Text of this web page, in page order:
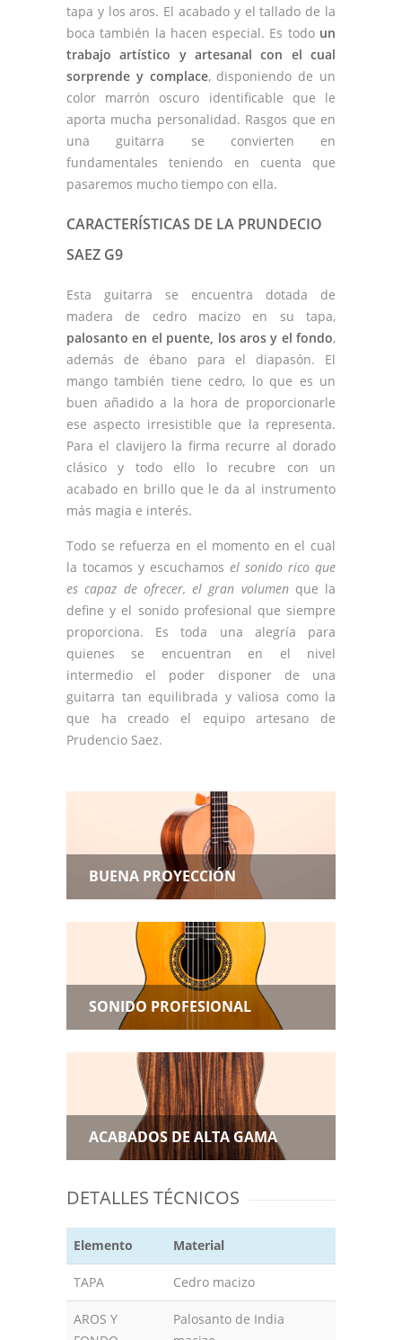
tapa y los aros. El acabado y el tallado de la
boca también la hacen especial. Es todo un
trabajo artístico y artesanal con el cual
sorprende y complace, disponiendo de un
color marrón oscuro identificable que le
aporta mucha personalidad. Rasgos que en
una guitarra se convierten en
fundamentales teniendo en cuenta que
pasaremos mucho tiempo con ella.
CARACTERÍSTICAS DE LA PRUNDECIO
SAEZ G9
Esta guitarra se encuentra dotada de
madera de cedro macizo en su tapa,
palosanto en el puente, los aros y el fondo,
además de ébano para el diapasón. El
mango también tiene cedro, lo que es un
buen añadido a la hora de proporcionarle
ese aspecto irresistible que la representa.
Para el clavijero la firma recurre al dorado
clásico y todo ello lo recubre con un
acabado en brillo que le da al instrumento
más magia e interés.
Todo se refuerza en el momento en el cual
la tocamos y escuchamos el sonido rico que
es capaz de ofrecer, el gran volumenque la
define y el sonido profesional que siempre
proporciona. Es toda una alegría para
quienes se encuentran en el nivel
intermedio el poder disponer de una
guitarra tan equilibrada y valiosa como la
que ha creado el equipo artesano de
Prudencio Saez.
BUENA PROYECCIÓN
SONIDO PROFESIONAL
ACABADOS DE ALTA GAMA
DETALLES TÉCNICOS
Elemento Material
TAPA Cedro macizo
AROS Y
Palosanto de India